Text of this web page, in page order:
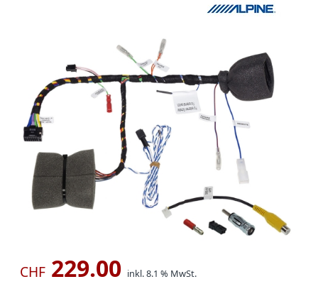
CHF 229.00 inkl. 8.1 % MwSt.